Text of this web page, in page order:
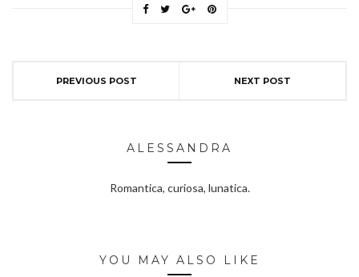
PREVIOUS POST NEXT POST
ALESSANDRA
Romantica, curiosa, lunatica.
YOU MAY ALSO LIKE